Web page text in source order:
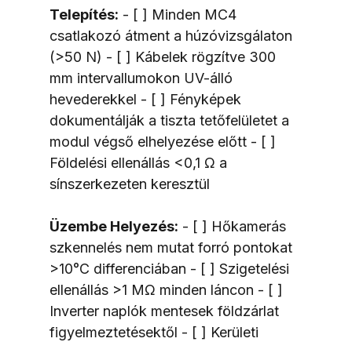
Telepítés: - [ ] Minden MC4
csatlakozó átment a húzóvizsgálaton
(>50 N) - [ ] Kábelek rögzítve 300
mm intervallumokon UV-álló
hevederekkel - [ ] Fényképek
dokumentálják a tiszta tetőfelületet a
modul végső elhelyezése előtt - [ ]
Földelési ellenállás <0,1 Ω a
sínszerkezeten keresztül
Üzembe Helyezés: - [ ] Hőkamerás
szkennelés nem mutat forró pontokat
>10°C differenciában - [ ] Szigetelési
ellenállás >1 MΩ minden láncon - [ ]
Inverter naplók mentesek földzárlat
figyelmeztetésektől - [ ] Kerületi